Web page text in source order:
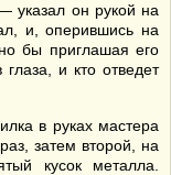
указал он рукой на
и, оперившись на
бы приглашая его
и кто отведет
в руках мастера
затем второй, на
кусок металла.